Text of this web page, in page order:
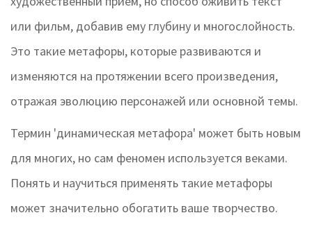
или фильм, добавив ему глубину и многослойность.
Это такие метафоры, которые развиваются и
изменяются на протяжении всего произведения,
отражая эволюцию персонажей или основной темы.
Термин 'динамическая метафора' может быть новым
для многих, но сам феномен используется веками.
Понять и научиться применять такие метафоры
может значительно обогатить ваше творчество.